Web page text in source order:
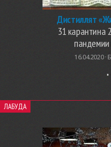
Дистиллят
31 карантина
16.04.2020 ·
ЛАБУДА